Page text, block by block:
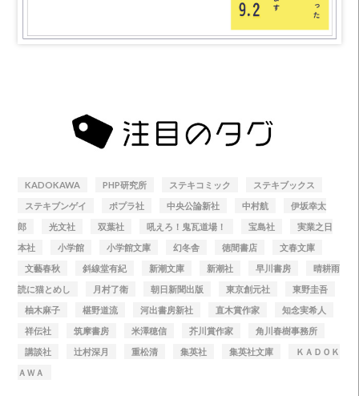
KADOKAWA PHP研究所 ステキコミック
ステキブックス
ステキブンゲイ
ポプラ社 中央公論新社 中村航
伊坂幸太
郎
光文社 双葉社 吼えろ！鬼瓦道場！ 宝島社
実業之日
本社
小学館 小学館文庫 幻冬舎 徳間書店
文春文庫
文藝春秋
斜線堂有紀 新潮文庫 新潮社 早川書房
晴耕雨
読に猫とめし
月村了衛 朝日新聞出版 東京創元社
東野圭吾
柚木麻子
椹野道流 河出書房新社 直木賞作家
知念実希人
祥伝社
筑摩書房 米澤穂信 芥川賞作家
角川春樹事務所
講談社
辻村深月 重松清 集英社 集英社文庫
ＫＡＤＯＫ
ＡＷＡ